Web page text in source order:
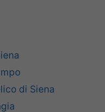
di Siena